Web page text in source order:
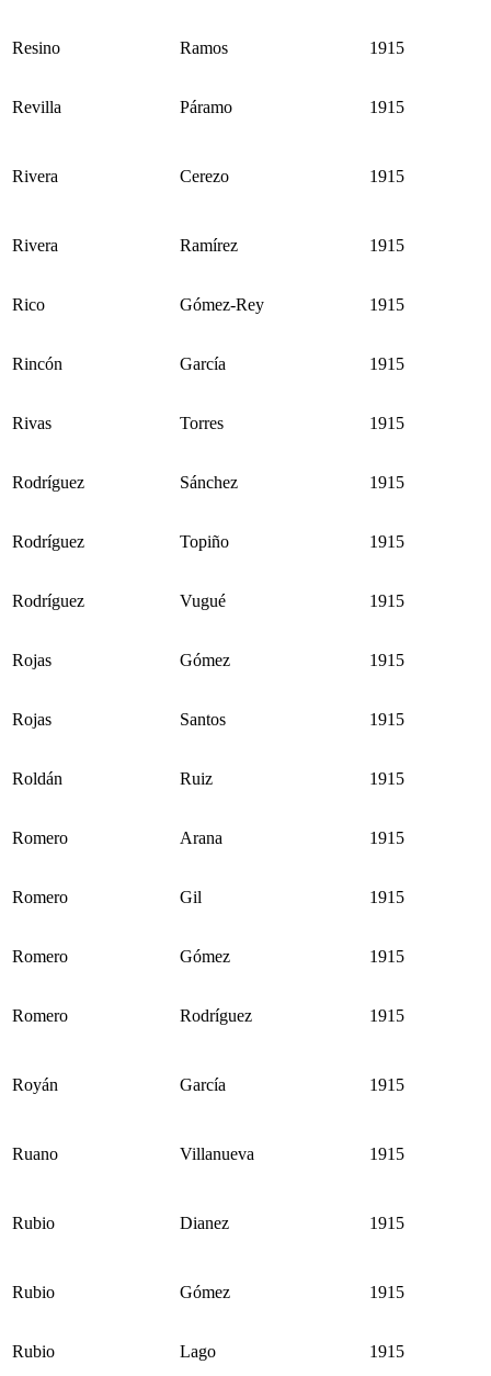
Resino Ramos 1915
Revilla Páramo 1915
Rivera Cerezo 1915
Rivera Ramírez 1915
Rico Gómez-Rey 1915
Rincón García 1915
Rivas Torres 1915
Rodríguez Sánchez 1915
Rodríguez Topiño 1915
Rodríguez Vugué 1915
Rojas Gómez 1915
Rojas Santos 1915
Roldán Ruiz 1915
Romero Arana 1915
Romero Gil 1915
Romero Gómez 1915
Romero Rodríguez 1915
Royán García 1915
Ruano Villanueva 1915
Rubio Dianez 1915
Rubio Gómez 1915
Rubio Lago 1915